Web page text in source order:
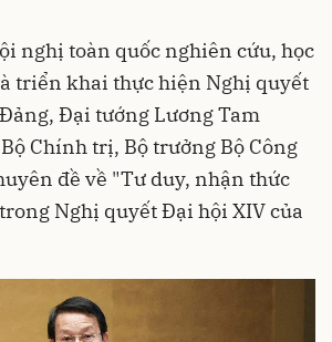
nghị toàn quốc nghiên cứu, học
triển khai thực hiện Nghị quyết
Đại tướng Lương Tam
Chính trị, Bộ trưởng Bộ Công
đề về "Tư duy, nhận thức
Nghị quyết Đại hội XIV của